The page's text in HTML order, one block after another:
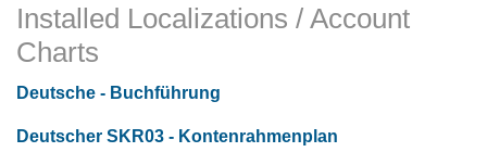
Installed Localizations / Account
Charts
Deutsche - Buchführung
Deutscher SKR03 - Kontenrahmenplan